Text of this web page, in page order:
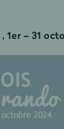
, 1er – 31